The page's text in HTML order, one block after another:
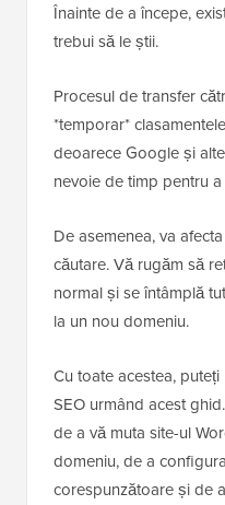
Înainte de a începe,
trebui să le știi.
Procesul de transfer
*temporar*
deoarece Google și
nevoie de timp pentru
De asemenea, va
căutare. Vă rugăm să
normal și se întâmplă
la un nou domeniu.
Cu toate acestea,
SEO urmând acest
de a vă muta site-ul
domeniu, de a
corespunzătoare și de